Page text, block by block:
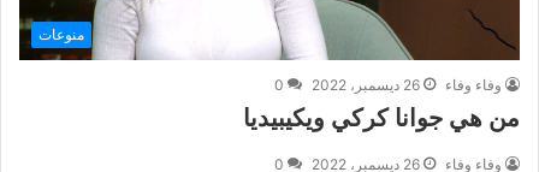
منوعات
وفاء وفاء 26 ديسمبر، 2022 0
من هي جوانا كركي ويكيبيديا
وفاء وفاء 26 ديسمبر، 2022 0